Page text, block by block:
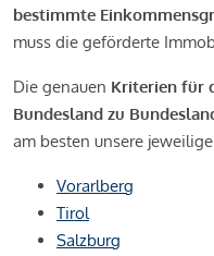
bestimmte
muss die geförderte
Die genauen Kriterien für
Bundesland zu
am besten unsere
Vorarlberg
Tirol
Salzburg